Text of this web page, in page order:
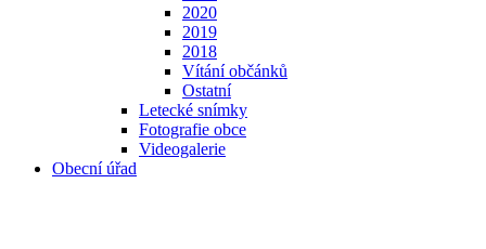
2020
2019
2018
Vítání občánků
Ostatní
Letecké snímky
Fotografie obce
Videogalerie
Obecní úřad